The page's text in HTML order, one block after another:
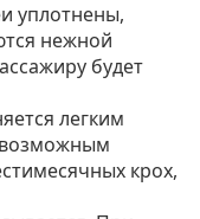
уплотнены,
нежной
будет
легким
возможным
крох,